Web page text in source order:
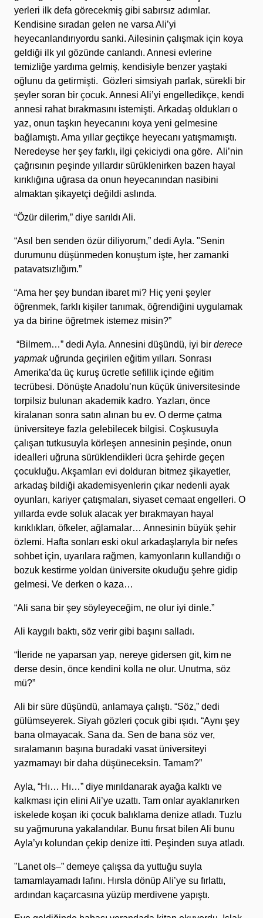
yerleri ilk defa görecekmiş gibi sabırsız adımlar.
Kendisine sıradan gelen ne varsa Ali’yi
heyecanlandırıyordu sanki. Ailesinin çalışmak için koya
geldiği ilk yıl gözünde canlandı. Annesi evlerine
temizliğe yardıma gelmiş, kendisiyle benzer yaştaki
oğlunu da getirmişti. Gözleri simsiyah parlak, sürekli bir
şeyler soran bir çocuk. Annesi Ali’yi engelledikçe, kendi
annesi rahat bırakmasını istemişti. Arkadaş oldukları o
yaz, onun taşkın heyecanını koya yeni gelmesine
bağlamıştı. Ama yıllar geçtikçe heyecanı yatışmamıştı.
Neredeyse her şey farklı, ilgi çekiciydi ona göre. Ali’nin
çağrısının peşinde yıllardır sürüklenirken bazen hayal
kırıklığına uğrasa da onun heyecanından nasibini
almaktan şikayetçi değildi aslında.
“Özür dilerim,” diye sarıldı Ali.
“Asıl ben senden özür diliyorum,” dedi Ayla. "Senin
durumunu düşünmeden konuştum işte, her zamanki
patavatsızlığım.”
“Ama her şey bundan ibaret mi? Hiç yeni şeyler
öğrenmek, farklı kişiler tanımak, öğrendiğini uygulamak
ya da birine öğretmek istemez misin?”
“Bilmem…” dedi Ayla. Annesini düşündü, iyi bir derece
yapmakuğrunda geçirilen eğitim yılları. Sonrası
Amerika’da üç kuruş ücretle sefillik içinde eğitim
tecrübesi. Dönüşte Anadolu’nun küçük üniversitesinde
torpilsiz bulunan akademik kadro. Yazları, önce
kiralanan sonra satın alınan bu ev. O derme çatma
üniversiteye fazla gelebilecek bilgisi. Coşkusuyla
çalışan tutkusuyla körleşen annesinin peşinde, onun
idealleri uğruna sürüklendikleri ücra şehirde geçen
çocukluğu. Akşamları evi dolduran bitmez şikayetler,
arkadaş bildiği akademisyenlerin çıkar nedenli ayak
oyunları, kariyer çatışmaları, siyaset cemaat engelleri. O
yıllarda evde soluk alacak yer bırakmayan hayal
kırıklıkları, öfkeler, ağlamalar… Annesinin büyük şehir
özlemi. Hafta sonları eski okul arkadaşlarıyla bir nefes
sohbet için, uyarılara rağmen, kamyonların kullandığı o
bozuk kestirme yoldan üniversite okuduğu şehre gidip
gelmesi. Ve derken o kaza…
“Ali sana bir şey söyleyeceğim, ne olur iyi dinle.”
Ali kaygılı baktı, söz verir gibi başını salladı.
“İleride ne yaparsan yap, nereye gidersen git, kim ne
derse desin, önce kendini kolla ne olur. Unutma, söz
mü?”
Ali bir süre düşündü, anlamaya çalıştı. “Söz,” dedi
gülümseyerek. Siyah gözleri çocuk gibi ışıdı. “Aynı şey
bana olmayacak. Sana da. Sen de bana söz ver,
sıralamanın başına buradaki vasat üniversiteyi
yazmamayı bir daha düşüneceksin. Tamam?”
Ayla, “Hı… Hı…” diye mırıldanarak ayağa kalktı ve
kalkması için elini Ali’ye uzattı. Tam onlar ayaklanırken
iskelede koşan iki çocuk balıklama denize atladı. Tuzlu
su yağmuruna yakalandılar. Bunu fırsat bilen Ali bunu
Ayla’yı kolundan çekip denize itti. Peşinden suya atladı.
"Lanet ols–” demeye çalışsa da yuttuğu suyla
tamamlayamadı lafını. Hırsla dönüp Ali’ye su fırlattı,
ardından kaçarcasına yüzüp merdivene yapıştı.